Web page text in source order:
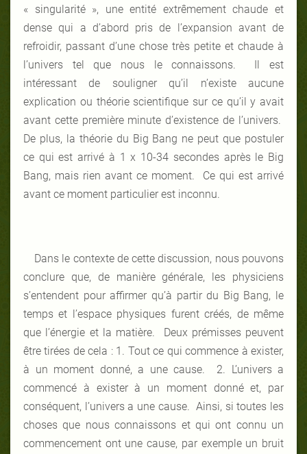
« singularité », une entité extrêmement chaude et
dense qui a d’abord pris de l’expansion avant de
refroidir, passant d’une chose très petite et chaude à
l’univers tel que nous le connaissons. Il est
intéressant de souligner qu’il n’existe aucune
explication ou théorie scientifique sur ce qu’il y avait
avant cette première minute d’existence de l’univers.
De plus, la théorie du Big Bang ne peut que postuler
ce qui est arrivé à 1 x 10-34 secondes après le Big
Bang, mais rien avant ce moment. Ce qui est arrivé
avant ce moment particulier est inconnu.
Dans le contexte de cette discussion, nous pouvons
conclure que, de manière générale, les physiciens
s’entendent pour affirmer qu’à partir du Big Bang, le
temps et l’espace physiques furent créés, de même
que l’énergie et la matière. Deux prémisses peuvent
être tirées de cela : 1. Tout ce qui commence à exister,
à un moment donné, a une cause. 2. L’univers a
commencé à exister à un moment donné et, par
conséquent, l’univers a une cause. Ainsi, si toutes les
choses que nous connaissons et qui ont connu un
commencement ont une cause, par exemple un bruit